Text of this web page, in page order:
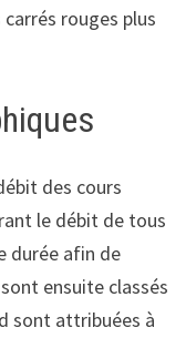
rouges plus
des cours
le débit de tous
durée afin de
ensuite classés
sont attribuées à